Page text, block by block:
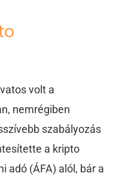
volt a
nemrégiben
szabályozás
a kripto
adó (ÁFA) alól, bár a